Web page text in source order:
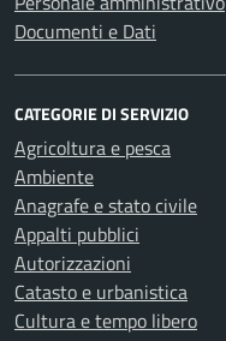
Documenti e Dati
CATEGORIE DI SERVIZIO
Agricoltura e pesca
Ambiente
Anagrafe e stato civile
Appalti pubblici
Autorizzazioni
Catasto e urbanistica
Cultura e tempo libero